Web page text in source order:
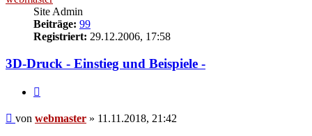
Site Admin
Beiträge: 99
Registriert: 29.12.2006, 17:58
3D-Druck - Einstieg und Beispiele -
Beitrag
von webmaster » 11.11.2018, 21:42